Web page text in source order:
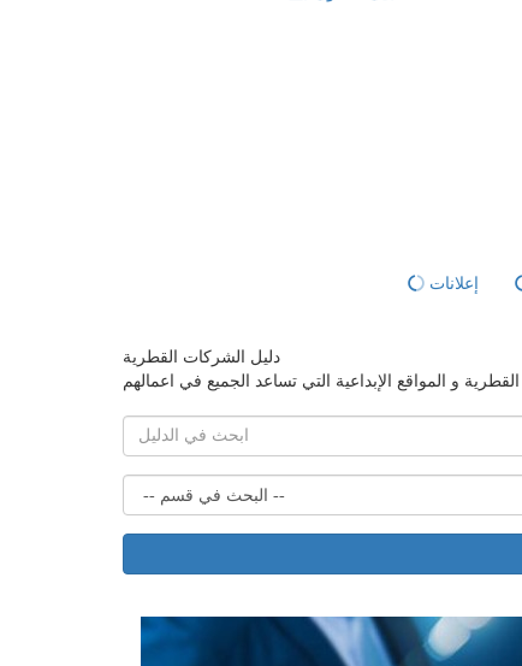
إعلانات
دليل الشركات القطرية
و المواقع الإبداعية التي تساعد الجميع في اعمالهم